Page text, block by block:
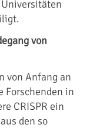
von
von Anfang an
Forschenden in
CRISPR ein
den so